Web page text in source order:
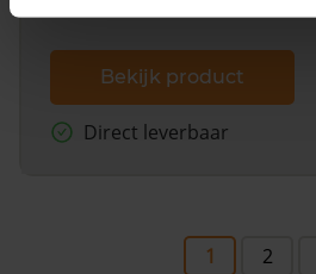
Bekijk product
Direct leverbaar
1 2